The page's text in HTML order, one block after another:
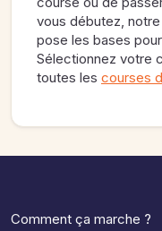
vous débutez,
pose les bases
Sélectionnez votre
toutes les courses
Comment ça marche ?